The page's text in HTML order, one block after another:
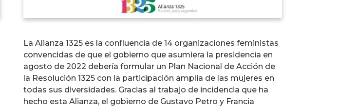
La Alianza 1325 es la confluencia de 14 organizaciones feministas
convencidas de que el gobierno que asumiera la presidencia en
agosto de 2022 debería formular un Plan Nacional de Acción de
la Resolución 1325 con la participación amplia de las mujeres en
todas sus diversidades. Gracias al trabajo de incidencia que ha
hecho esta Alianza, el gobierno de Gustavo Petro y Francia